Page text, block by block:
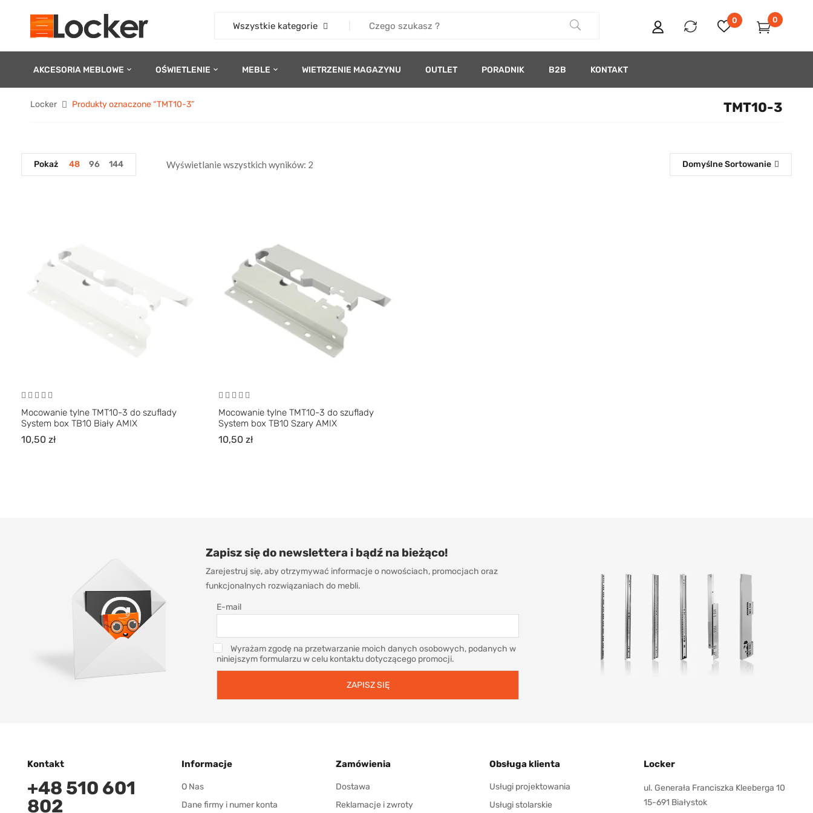
Wszystkie kategorie
0 0
AKCESORIA MEBLOWE OŚWIETLENIE MEBLE WIETRZENIE MAGAZYNU OUTLET PORADNIK B2B KONTAKT
Locker Produkty oznaczone “TMT10-3” TMT10-3
Wyświetlanie wszystkich wyników: 2 Domyślne Sortowanie
Pokaż 48 96 144
Mocowanie tylne TMT10-3 do szuflady
System box TB10 Biały AMIX
10,50 zł
Mocowanie tylne TMT10-3 do szuflady
System box TB10 Szary AMIX
10,50 zł
Zapisz się do newslettera i bądź na bieżąco!
Zarejestruj się, aby otrzymywać informacje o nowościach, promocjach oraz
funkcjonalnych rozwiązaniach do mebli.
E-mail
Wyrażam zgodę na przetwarzanie moich danych osobowych, podanych w
niniejszym formularzu w celu kontaktu dotyczącego promocji.
Kontakt
+48 510 601
802
Informacje
O Nas
Dane firmy i numer konta
Zamówienia
Dostawa
Reklamacje i zwroty
Obsługa klienta
Usługi projektowania
Usługi stolarskie
Locker
ul. Generała Franciszka Kleeberga 10
15-691 Białystok